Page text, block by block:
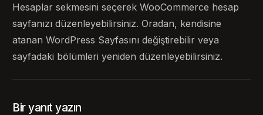
Hesaplar sekmesini seçerek WooCommerce hesap
sayfanızı düzenleyebilirsiniz. Oradan, kendisine
atanan WordPress Sayfasını değiştirebilir veya
sayfadaki bölümleri yeniden düzenleyebilirsiniz.
Bir yanıt yazın